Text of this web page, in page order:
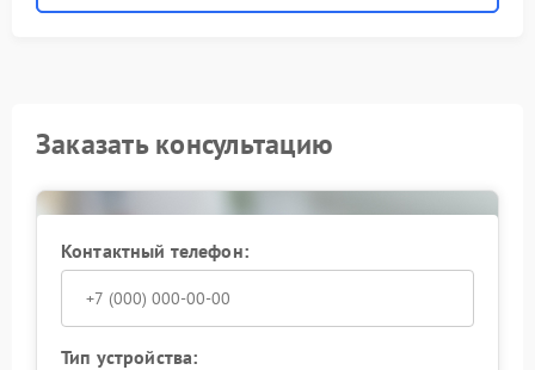
Заказать консультацию
Контактный телефон:
Тип устройства: